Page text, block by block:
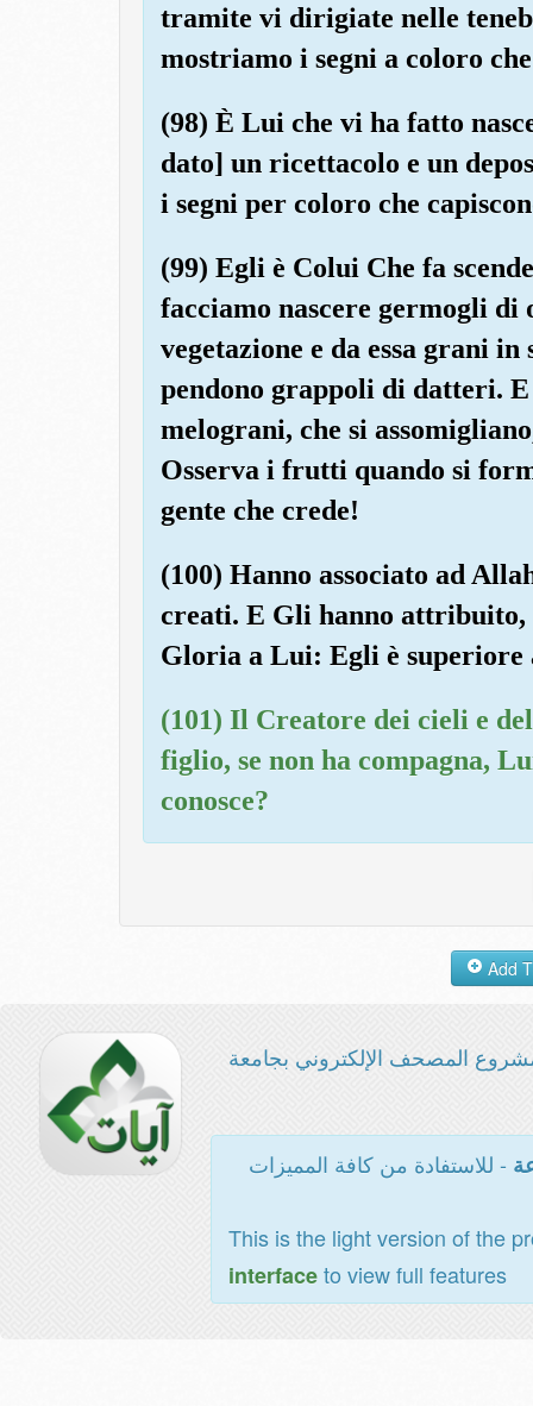
tramite vi dirigiate nelle
mostriamo i segni a coloro
(98) È Lui che vi ha fatto
dato] un ricettacolo e un
i segni per coloro che
(99) Egli è Colui Che fa
facciamo nascere germogli di
vegetazione e da essa grani
pendono grappoli di datteri.
melograni, che si
Osserva i frutti quando si
gente che crede!
(100) Hanno associato ad
creati. E Gli hanno attribuito,
Gloria a Lui: Egli è
(101) Il Creatore dei cieli e
figlio, se non ha compagna,
conosce?
المصحف الإلكتروني بجامعة
- للاستفادة من كافة المميزات
This is the light version of the
interfaceto view full features